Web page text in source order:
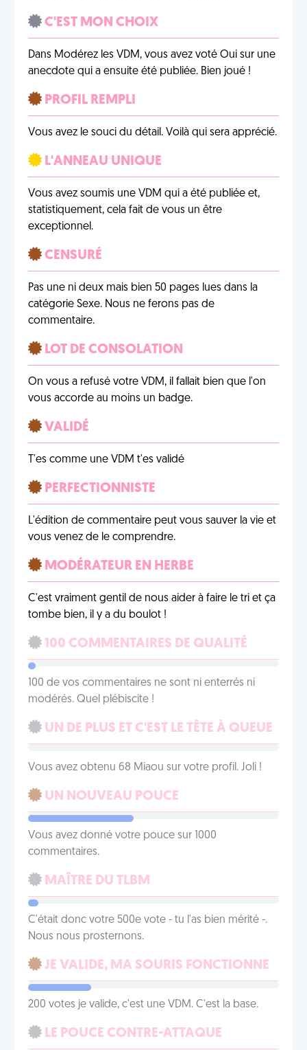
C'EST MON CHOIX
Dans Modérez les VDM, vous avez voté Oui sur une
anecdote qui a ensuite été publiée. Bien joué !
PROFIL REMPLI
Vous avez le souci du détail. Voilà qui sera apprécié.
L'ANNEAU UNIQUE
Vous avez soumis une VDM qui a été publiée et,
statistiquement, cela fait de vous un être
exceptionnel.
CENSURÉ
Pas une ni deux mais bien 50 pages lues dans la
catégorie Sexe. Nous ne ferons pas de
commentaire.
LOT DE CONSOLATION
On vous a refusé votre VDM, il fallait bien que l'on
vous accorde au moins un badge.
VALIDÉ
T'es comme une VDM t'es validé
PERFECTIONNISTE
L'édition de commentaire peut vous sauver la vie et
vous venez de le comprendre.
MODÉRATEUR EN HERBE
C'est vraiment gentil de nous aider à faire le tri et ça
tombe bien, il y a du boulot !
100 COMMENTAIRES DE QUALITÉ
100 de vos commentaires ne sont ni enterrés ni
modérés. Quel plébiscite !
UN DE PLUS ET C'EST LE TÊTE À QUEUE
Vous avez obtenu 68 Miaou sur votre profil. Joli !
UN NOUVEAU POUCE
Vous avez donné votre pouce sur 1000
commentaires.
MAÎTRE DU TLBM
C'était donc votre 500e vote - tu l'as bien mérité -.
Nous nous prosternons.
JE VALIDE, MA SOURIS FONCTIONNE
200 votes je valide, c'est une VDM. C'est la base.
LE POUCE CONTRE-ATTAQUE